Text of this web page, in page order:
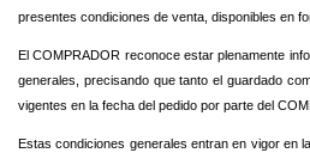
presentes condiciones de venta, disponibles en
El COMPRADOR reconoce estar plenamente
generales, precisando que tanto el guardado
vigentes en la fecha del pedido por parte del
Estas condiciones generales entran en vigor en